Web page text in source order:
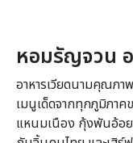
หอมรัญจวน
อาหารเวียดนามคุณภ
เมนูเด็ดจากทุกภูมิภาค
แหนมเนือง กุ้งพันอ้อย